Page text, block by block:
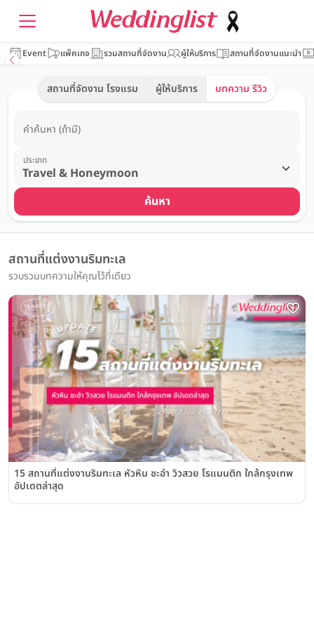
Event แพ็คเกจ รวมสถานที่จัดงาน ผู้ให้บริการ สถานที่จัดงานแนะนำ
สถานที่จัดงาน โรงแรม ผู้ให้บริการ บทความ รีวิว
คำค้นหา (ถ้ามี)
ประเภท
ค้นหา
สถานที่แต่งงานริมทะเล
รวบรวมบทความให้คุณไว้ที่เดียว
15 สถานที่แต่งงานริมทะเล หัวหิน ชะอำ วิวสวย โรแมนติก ใกล้กรุงเทพ
อัปเดตล่าสุด